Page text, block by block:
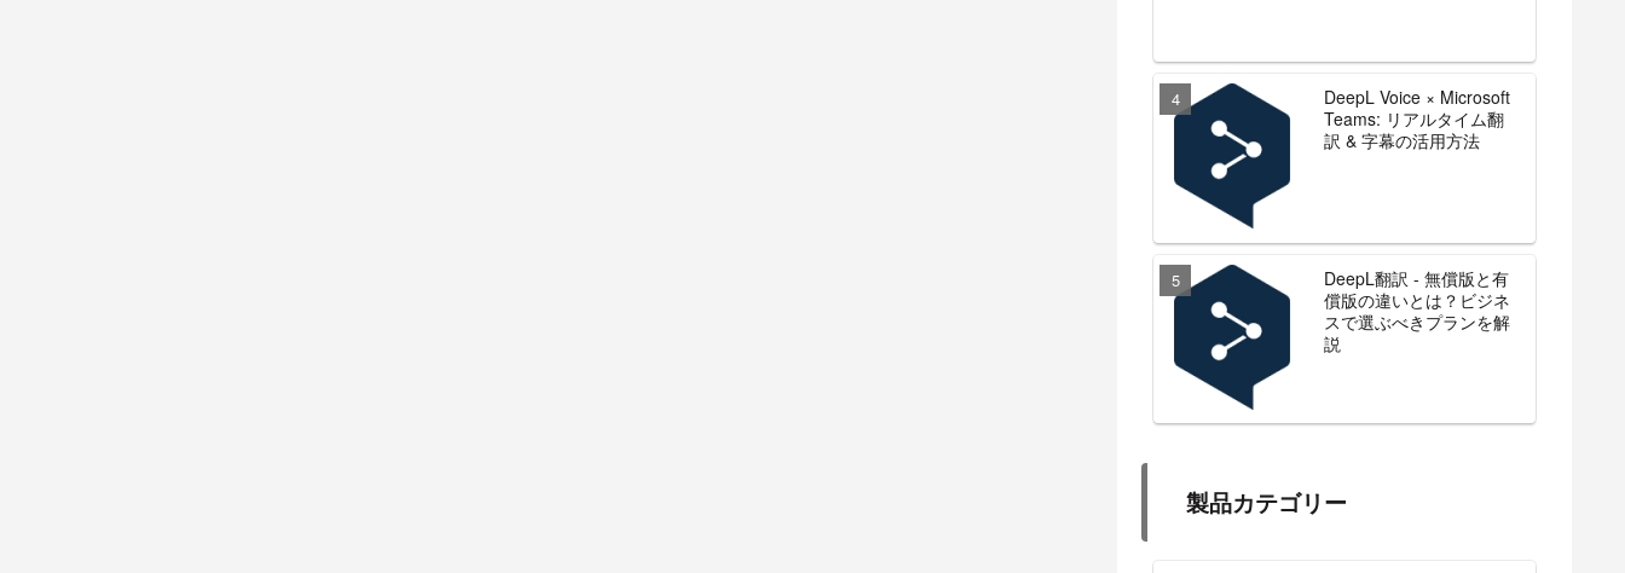
DeepL Voice × Microsoft
Teams: リアルタイム翻
訳 & 字幕の活用方法
DeepL翻訳 - 無償版と有
償版の違いとは？ビジネ
スで選ぶべきプランを解
説
製品カテゴリー